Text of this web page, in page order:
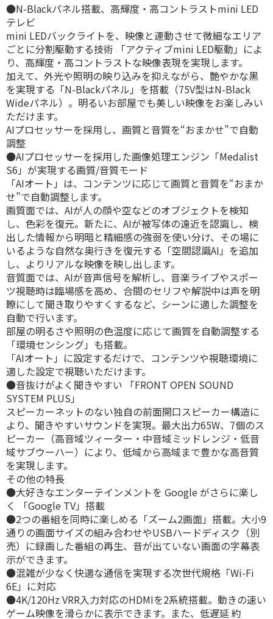
●N-Blackパネル搭載、高輝度・高コントラストmini LED
テレビ
mini LEDバックライトを、映像と連動させて微細なエリア
ごとに分割駆動する技術 「アクティブmini LED駆動」によ
り、高輝度・高コントラストな映像表現を実現します。
加えて、外光や照明の映り込みを抑えながら、艶やかな黒
を実現する「N-Blackパネル」を搭載（75V型はN-Black
Wideパネル）。明るいお部屋でも美しい映像をお楽しみい
ただけます。
AIプロセッサーを採用し、画質と音質を“おまかせ”で自動
調整
●AIプロセッサーを採用した画像処理エンジン「Medalist
S6」が実現する画質/音質モード
「AIオート」は、コンテンツに応じて画質と音質を“おまか
せ”で自動調整します。
画質面では、AIが人の顔や空などのオブジェクトを検知
し、色彩を復元。新たに、AIが被写体の遠近を認識し、検
出した情報から明暗と精細感の強弱を使い分け、その場に
いるような自然な奥行きを復元する「空間認識AI」を追加
し、よりリアルな映像を映し出します。
音質面では、AIが音声信号を解析し、音楽ライブやスポー
ツ視聴時は臨場感を高め、合間のセリフや解説中は声を明
瞭にして聞き取りやすくするなど、シーンに適した調整を
自動で行います。
部屋の明るさや照明の色温度に応じて画質を自動調整する
「環境センシング」も搭載。
「AIオート」に設定するだけで、コンテンツや視聴環境に
適した設定で視聴いただけます。
●音抜けがよく聞きやすい 「FRONT OPEN SOUND
SYSTEM PLUS」
スピーカーネットのない独自の前面開口スピーカー構造に
より、聞きやすいサウンドを実現。最大出力65W、7個のス
ピーカー（高音域ツィーター・中音域ミッドレンジ・低音
域サブウーハー）により、低域から高域まで豊かな高音質
を実現します。
その他の特長
●大好きなエンターテインメントを Google がさらに楽し
く 「Google TV」搭載
●2つの番組を同時に楽しめる「ズーム2画面」搭載。大小9
通りの画面サイズの組み合わせやUSBハードディスク（別
売）に録画した番組の再生、音が出ていない画面の字幕表
示ができます。
●混雑が少なく快適な通信を実現する次世代規格「Wi-Fi
6E」に対応
●4K/120Hz VRR入力対応のHDMIを2系統搭載。動きの速い
ゲーム映像を滑らかに表示できます。また、低遅延 約